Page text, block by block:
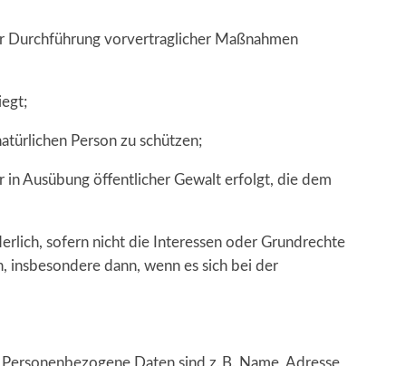
Durchführung vorvertraglicher Maßnahmen
Person zu schützen;
Ausübung öffentlicher Gewalt erfolgt, die dem
sofern nicht die Interessen oder Grundrechte
dann, wenn es sich bei der